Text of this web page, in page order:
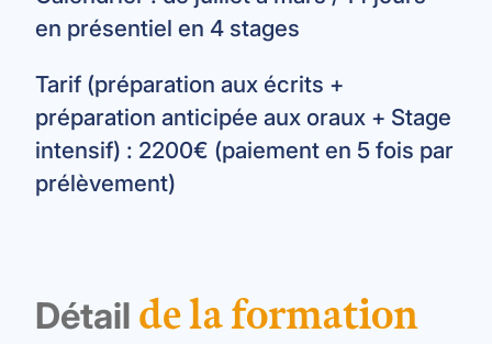
en présentiel en 4 stages
Tarif (préparation aux écrits +
préparation anticipée aux oraux + Stage
intensif) : 2200€ (paiement en 5 fois par
prélèvement)
Détail de la formation